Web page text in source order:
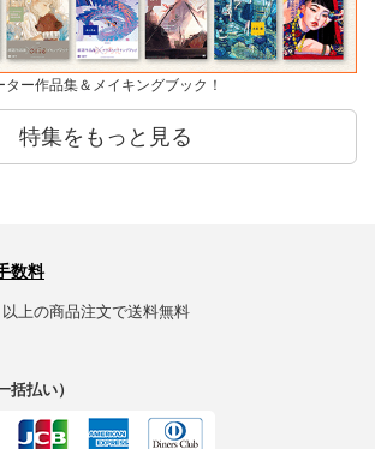
ー作品集＆メイキングブック！
特集をもっと見る
数料
上の商品注文で送料無料
括払い）